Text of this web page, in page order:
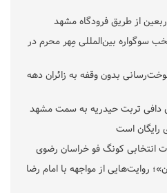
سوگواره بین‌المللی مِهر محرم در
بدون وقفه به زائران دهه
دافی تربت حیدریه به سمت مشهد
رایگان است
روایت‌هایی از مواجهه با امام رضا